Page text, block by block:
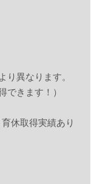
異なります。
できます！）
休取得実績あり